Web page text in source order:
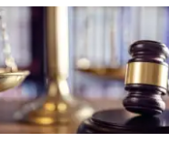
pour la
la course de
le studio part en